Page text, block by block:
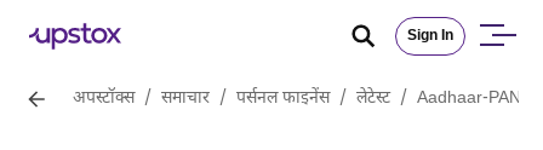
Sign In
अपस्टॉक्स / समाचार / पर्सनल फाइनेंस / लेटेस्ट / Aadhaar-PAN